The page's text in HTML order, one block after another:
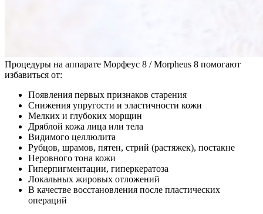
Процедуры на аппарате Морфеус 8 / Morpheus 8 помогают
избавиться от:
Появления первых признаков старения
Снижения упругости и эластичности кожи
Мелких и глубоких морщин
Дряблой кожа лица или тела
Видимого целлюлита
Рубцов, шрамов, пятен, стрий (растяжек), постакне
Неровного тона кожи
Гиперпигментации, гиперкератоза
Локальных жировых отложений
В качестве восстановления после пластических
операций